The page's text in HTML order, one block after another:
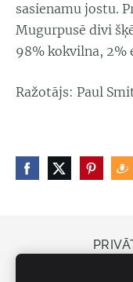
sasienamu jostu.
Mugurpusē divi
98% kokvilna, 2%
Ražotājs: Paul